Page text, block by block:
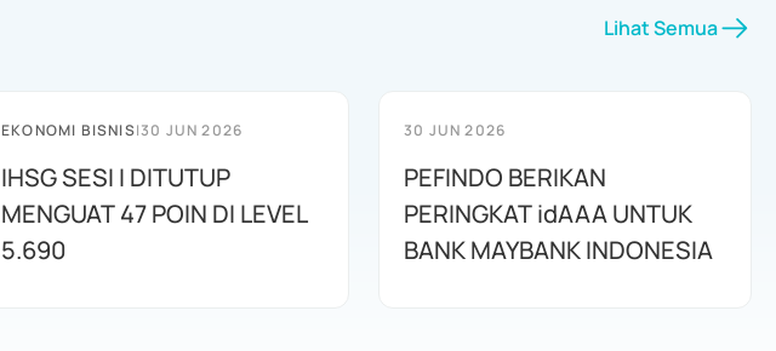
Lihat Semua
EKONOMI BISNIS|30 JUN 2026
IHSG SESI I DITUTUP
MENGUAT 47 POIN DI LEVEL
5.690
30 JUN 2026
PEFINDO BERIKAN
PERINGKAT idAAA UNTUK
BANK MAYBANK INDONESIA